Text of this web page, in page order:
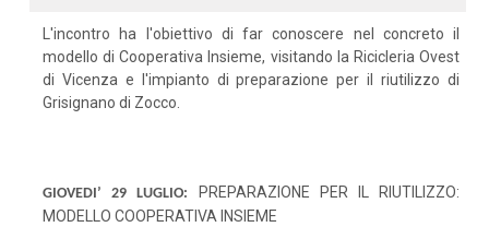
L'incontro ha l'obiettivo di far conoscere nel concreto il
modello di Cooperativa Insieme, visitando la Ricicleria Ovest
di Vicenza e l'impianto di preparazione per il riutilizzo di
Grisignano di Zocco.
GIOVEDI’ 29 LUGLIO:
PREPARAZIONE PER IL RIUTILIZZO:
MODELLO COOPERATIVA INSIEME